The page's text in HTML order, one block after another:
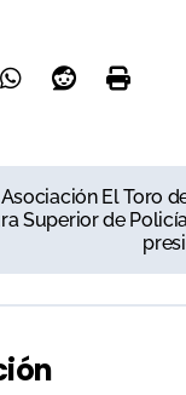
El Toro
Superior de